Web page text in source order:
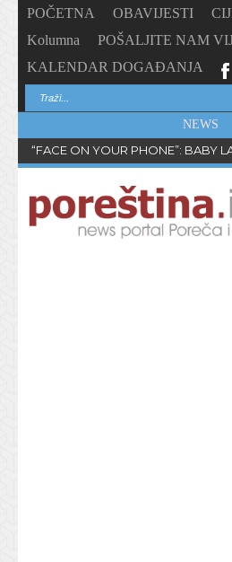
POČETNA OBAVIJESTI
Kolumna
POŠALJITE NAM
KALENDAR DOGAĐANJA
NEWS
“FACE ON YOUR PHONE”: BABY